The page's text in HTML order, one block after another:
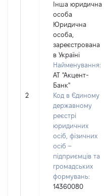
2
Інша юридична
особа
Юридична
особа,
зареєстрована
в Україні
Найменування:
АТ "Акцент-
Банк"
Код в Єдиному
державному
реєстрі
юридичних
осіб, фізичних
осіб –
підприємців та
громадських
формувань:
14360080